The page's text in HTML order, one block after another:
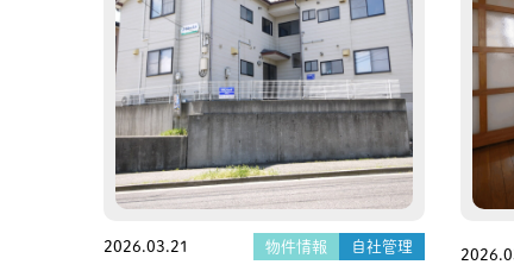
2026.03.21 物件情報 自社管理